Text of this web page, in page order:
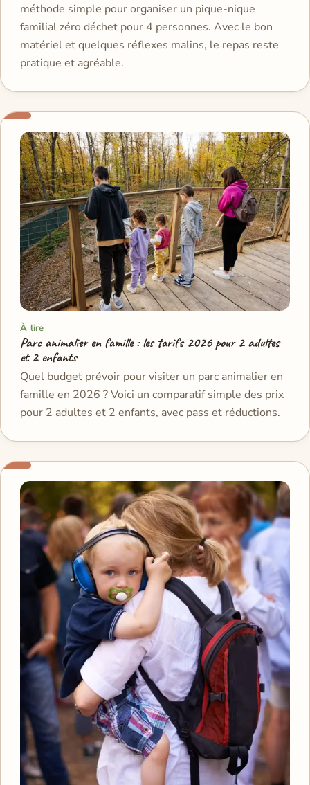
méthode simple pour organiser un pique-nique
familial zéro déchet pour 4 personnes. Avec le bon
matériel et quelques réflexes malins, le repas reste
pratique et agréable.
À lire
Parc animalier en famille : les tarifs 2026 pour 2 adultes
et 2 enfants
Quel budget prévoir pour visiter un parc animalier en
famille en 2026 ? Voici un comparatif simple des prix
pour 2 adultes et 2 enfants, avec pass et réductions.